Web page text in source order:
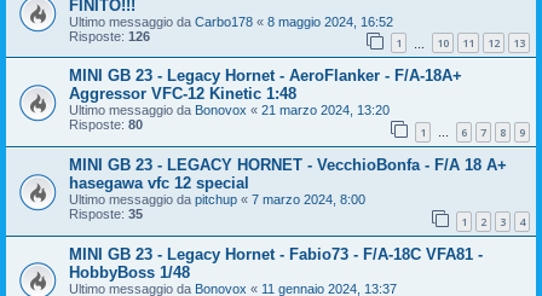
FINITO!!!
Ultimo messaggio da Carbo178 « 8 maggio 2024, 16:52
Risposte: 126 1 10 11 12 13
MINI GB 23 - Legacy Hornet - AeroFlanker - F/A-18A+
Aggressor VFC-12 Kinetic 1:48
Ultimo messaggio da Bonovox « 21 marzo 2024, 13:20
Risposte: 80 1 … 6 7 8 9
MINI GB 23 - LEGACY HORNET - VecchioBonfa - F/A 18 A+
hasegawa vfc 12 special
Ultimo messaggio da pitchup « 7 marzo 2024, 8:00
Risposte: 35 1 2 3 4
MINI GB 23 - Legacy Hornet - Fabio73 - F/A-18C VFA81 -
HobbyBoss 1/48
Ultimo messaggio da Bonovox « 11 gennaio 2024, 13:37